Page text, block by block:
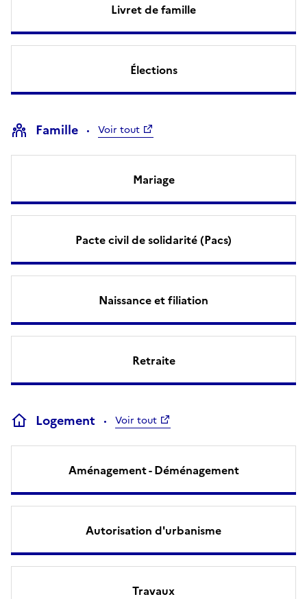
Livret de famille
Élections
Famille Voir tout
Mariage
Pacte civil de solidarité (Pacs)
Naissance et filiation
Retraite
Logement Voir tout
Aménagement - Déménagement
Autorisation d'urbanisme
Travaux